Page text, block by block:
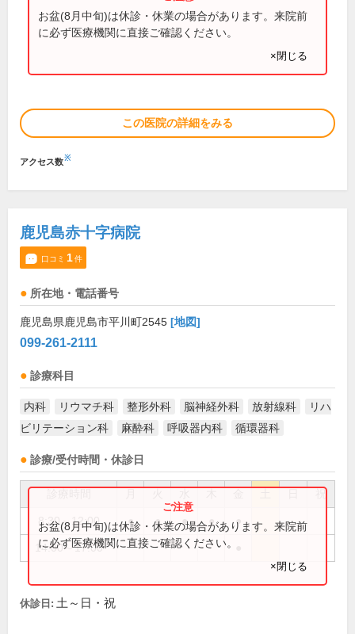
お盆(8月中旬)は休診・休業の場合があります。来院前
に必ず医療機関に直接ご確認ください。
×閉じる
この医院の詳細をみる
アクセス数※
鹿児島赤十字病院
口コミ 1件
所在地・電話番号
鹿児島県鹿児島市平川町2545 [地図]
099-261-2111
診療科目
内科 リウマチ科 整形外科 脳神経外科 放射線科
リハ
ビリテーション科
麻酔科 呼吸器内科 循環器科
診療/受付時間・休診日
祝
8:30～12:00 ● ● ● ● ●
14:00～17:00
お盆(8月中旬)は休診・休業の場合があります。来院前
に必ず医療機関に直接ご確認ください。
×閉じる
休診日: 土～日・祝